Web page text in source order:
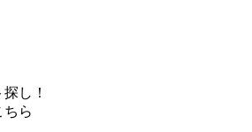
し！
ちら